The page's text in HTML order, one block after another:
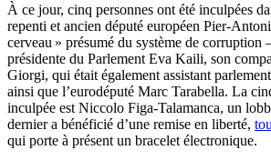
À ce jour, cinq personnes ont été inculpées
repenti et ancien député européen Pier-
cerveau » présumé du système de
présidente du Parlement Eva Kaili, son
Giorgi, qui était également assistant
ainsi que l’eurodéputé Marc Tarabella. La
inculpée est Niccolo Figa-Talamanca, un
dernier a bénéficié d’une remise en liberté,
qui porte à présent un bracelet électronique.